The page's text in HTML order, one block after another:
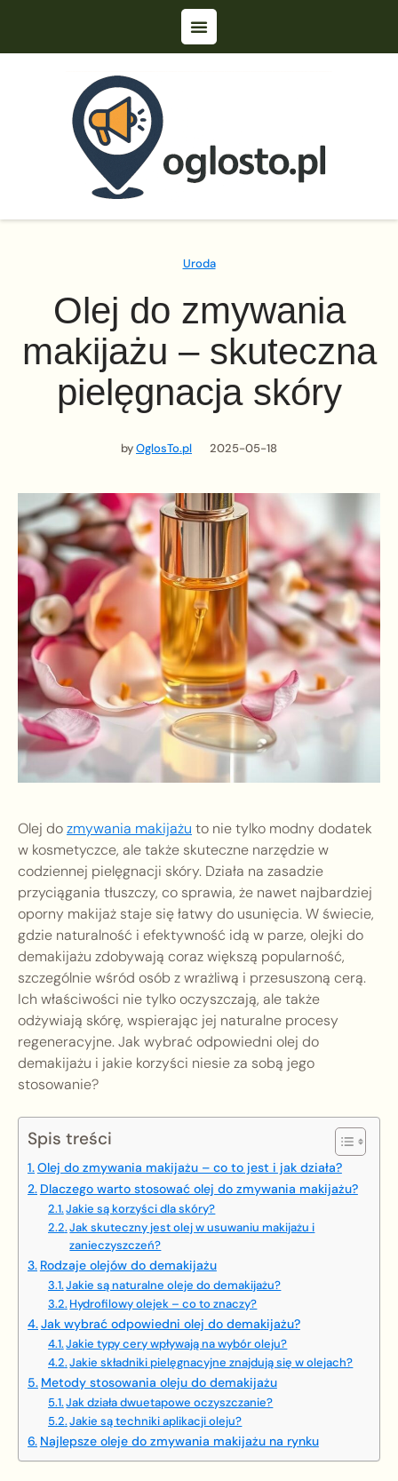
Uroda
Olej do zmywania
makijażu – skuteczna
pielęgnacja skóry
byOglosTo.pl 2025-05-18
Olej dozmywania makijażu to nie tylko modny dodatek
w kosmetyczce, ale także skuteczne narzędzie w
codziennej pielęgnacji skóry. Działa na zasadzie
przyciągania tłuszczy, co sprawia, że nawet najbardziej
oporny makijaż staje się łatwy do usunięcia. W świecie,
gdzie naturalność i efektywność idą w parze, olejki do
demakijażu zdobywają coraz większą popularność,
szczególnie wśród osób z wrażliwą i przesuszoną cerą.
Ich właściwości nie tylko oczyszczają, ale także
odżywiają skórę, wspierając jej naturalne procesy
regeneracyjne. Jak wybrać odpowiedni olej do
demakijażu i jakie korzyści niesie za sobą jego
stosowanie?
Spis treści
Olej do zmywania makijażu – co to jest i jak działa?
Dlaczego warto stosować olej do zmywania makijażu?
Jakie są korzyści dla skóry?
Jak skuteczny jest olej w usuwaniu makijażu i
zanieczyszczeń?
Rodzaje olejów do demakijażu
Jakie są naturalne oleje do demakijażu?
Hydrofilowy olejek – co to znaczy?
Jak wybrać odpowiedni olej do demakijażu?
Jakie typy cery wpływają na wybór oleju?
Jakie składniki pielęgnacyjne znajdują się w olejach?
Metody stosowania oleju do demakijażu
Jak działa dwuetapowe oczyszczanie?
Jakie są techniki aplikacji oleju?
Najlepsze oleje do zmywania makijażu na rynku